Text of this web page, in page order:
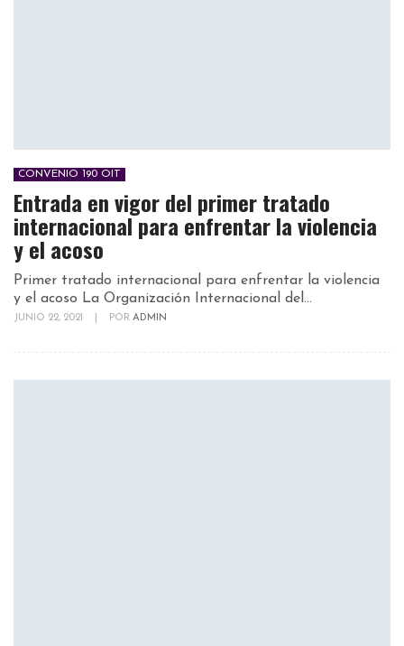
CONVENIO 190 OIT
Entrada en vigor del primer tratado
internacional para enfrentar la violencia
y el acoso
Primer tratado internacional para enfrentar la violencia
y el acoso La Organización Internacional del...
JUNIO 22, 2021 POR ADMIN